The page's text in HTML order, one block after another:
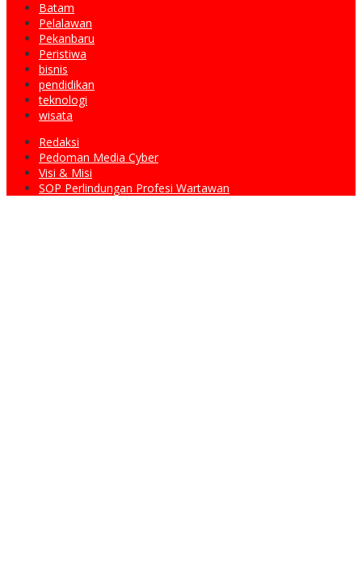
Batam
Pelalawan
Pekanbaru
Peristiwa
bisnis
pendidikan
teknologi
wisata
Redaksi
Pedoman Media Cyber
Visi & Misi
SOP Perlindungan Profesi Wartawan